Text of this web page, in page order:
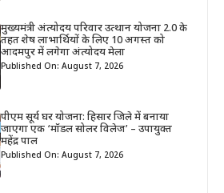
मुख्यमंत्री अंत्योदय परिवार उत्थान योजना 2.0 के
तहत शेष लाभार्थियों के लिए 10 अगस्त को
आदमपुर में लगेगा अंत्योदय मेला
Published On: August 7, 2026
पीएम सूर्य घर योजना: हिसार जिले में बनाया
जाएगा एक ‘मॉडल सोलर विलेज’ – उपायुक्त
महेंद्र पाल
Published On: August 7, 2026